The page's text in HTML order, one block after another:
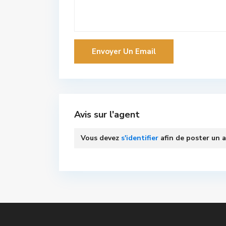
Avis sur l'agent
Vous devez s'identifier afin de poster un